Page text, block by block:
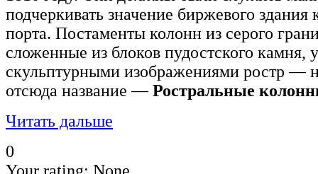
подчеркивать значение биржевого здания
порта. Постаменты колонн из серого
сложенные из блоков пудостского
скульптурными изображениями ростр —
отсюда название —Ростральные
Читать дальше
0
Your rating: None